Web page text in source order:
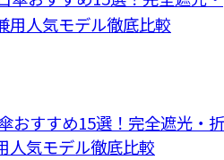
おすすめ15選！完全遮光・折
人気モデル徹底比較